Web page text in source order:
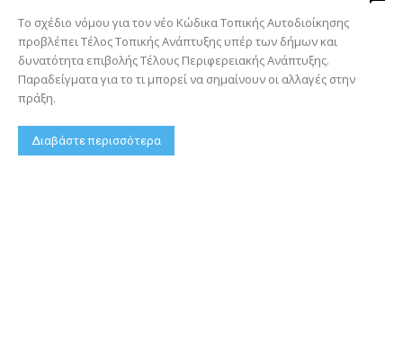
Το σχέδιο νόμου για τον νέο Κώδικα Τοπικής Αυτοδιοίκησης
προβλέπει Τέλος Τοπικής Ανάπτυξης υπέρ των δήμων και
δυνατότητα επιβολής Τέλους Περιφερειακής Ανάπτυξης.
Παραδείγματα για το τι μπορεί να σημαίνουν οι αλλαγές στην
πράξη.
Διαβάστε περισσότερα